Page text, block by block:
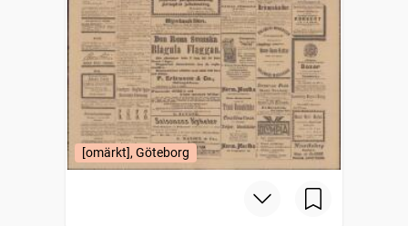
[omärkt], Göteborg